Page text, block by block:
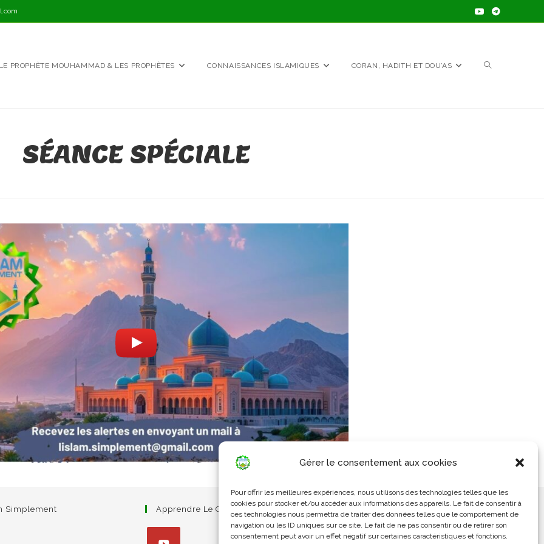
Gérer le consentement aux cookies
Pour offrir les meilleures expériences, nous utilisons des technologies telles que les
cookies pour stocker et/ou accéder aux informations des appareils. Le fait de consentir à
ces technologies nous permettra de traiter des données telles que le comportement de
navigation ou les ID uniques sur ce site. Le fait de ne pas consentir ou de retirer son
consentement peut avoir un effet négatif sur certaines caractéristiques et fonctions.
LE PROPHÈTE MOUHAMMAD & LES PROPHÈTES CONNAISSANCES ISLAMIQUES CORAN, HADITH ET DOU’AS TOGGLE
SÉANCE SPÉCIALE
Simplement Apprendre Le Coran Simplement